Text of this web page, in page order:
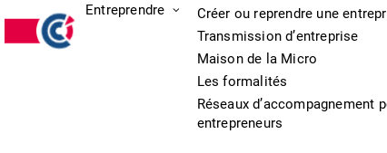
Entreprendre
Créer ou reprendre une
Transmission d’entreprise
Maison de la Micro
Les formalités
Réseaux d’accompagnement
entrepreneurs